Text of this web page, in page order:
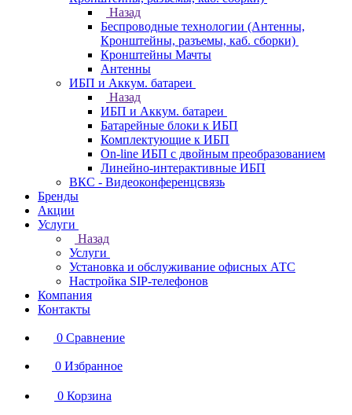
Назад
Беспроводные технологии (Антенны,
Кронштейны, разъемы, каб. сборки)
Кронштейны Мачты
Антенны
ИБП и Аккум. батареи
Назад
ИБП и Аккум. батареи
Батарейные блоки к ИБП
Комплектующие к ИБП
On-line ИБП с двойным преобразованием
Линейно-интерактивные ИБП
ВКС - Видеоконференцсвязь
Бренды
Акции
Услуги
Назад
Услуги
Установка и обслуживание офисных АТС
Настройка SIP-телефонов
Компания
Контакты
0 Сравнение
0 Избранное
0 Корзина